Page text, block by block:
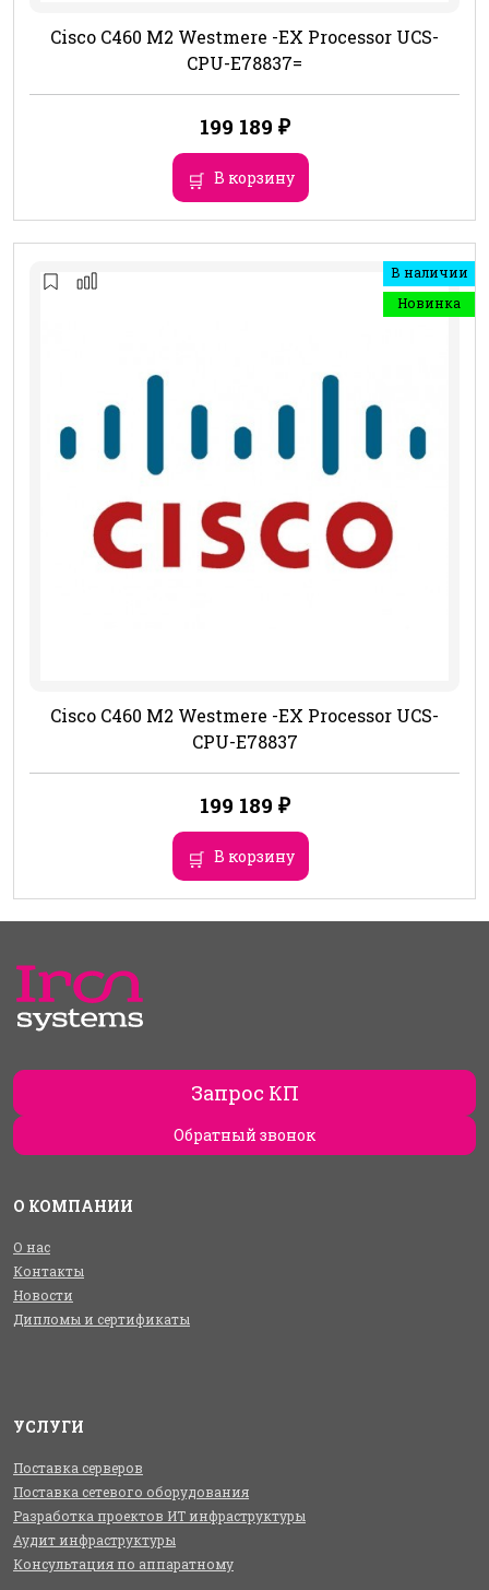
Cisco C460 M2 Westmere -EX Processor UCS-
CPU-E78837=
199 189 ₽
В корзину
В наличии
Новинка
Cisco C460 M2 Westmere -EX Processor UCS-
CPU-E78837
199 189 ₽
В корзину
Запрос КП
Обратный звонок
О КОМПАНИИ
О нас
Контакты
Новости
Дипломы и сертификаты
УСЛУГИ
Поставка серверов
Поставка сетевого оборудования
Разработка проектов ИТ инфраструктуры
Аудит инфраструктуры
Консультация по аппаратному